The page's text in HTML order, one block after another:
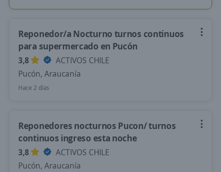
Reponedor/a Nocturno turnos continuos
para supermercado en Pucón
3,8
ACTIVOS CHILE
Pucón, Araucanía
Hace 2 días
Reponedores nocturnos Pucon/ turnos
continuos ingreso esta noche
3,8
ACTIVOS CHILE
Pucón, Araucanía